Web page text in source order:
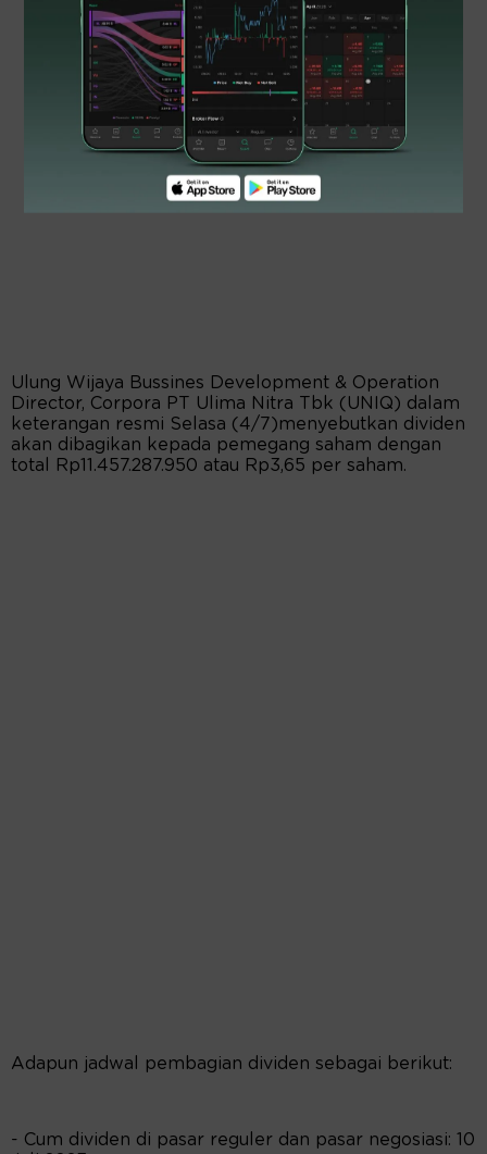
Ulung Wijaya Bussines Development & Operation
Director, Corpora PT Ulima Nitra Tbk (UNIQ) dalam
keterangan resmi Selasa (4/7)menyebutkan dividen
akan dibagikan kepada pemegang saham dengan
total Rp11.457.287.950 atau Rp3,65 per saham.
Adapun jadwal pembagian dividen sebagai berikut:
- Cum dividen di pasar reguler dan pasar negosiasi: 10